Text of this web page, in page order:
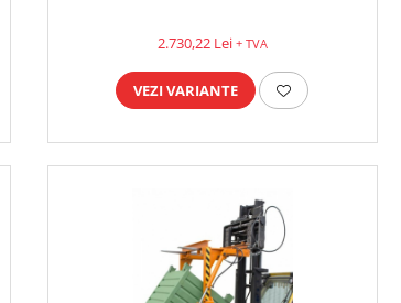
2.730,22 Lei + TVA
VEZI VARIANTE